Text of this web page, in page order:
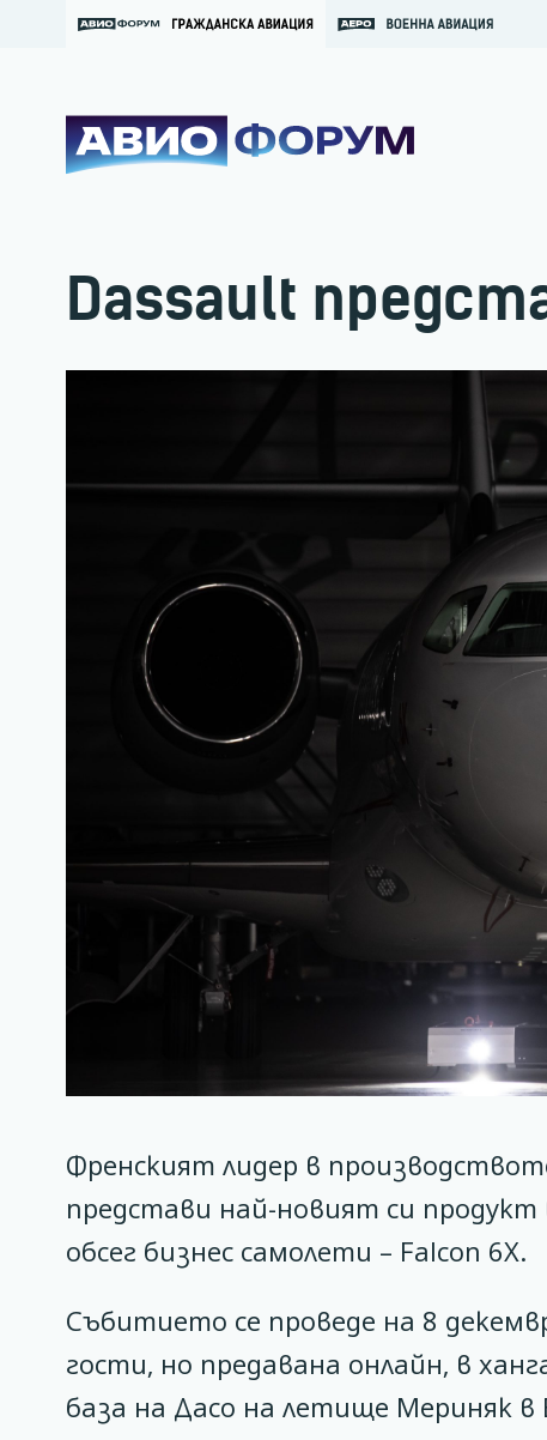
Dassault
Френският лидер в
представи най-новият си
обсег бизнес самолети – Falcon 6X.
Събитието се проведе на 8
гости, но предавана онлайн, в
база на Дасо на летище Мериняк в